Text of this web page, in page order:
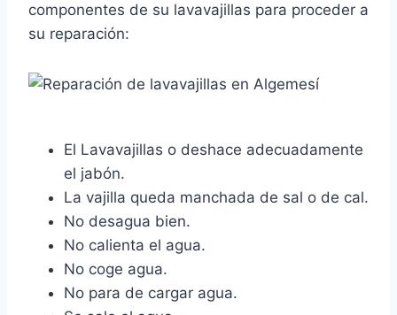
componentes de su lavavajillas para proceder a
su reparación:
El Lavavajillas o deshace adecuadamente
el jabón.
La vajilla queda manchada de sal o de cal.
No desagua bien.
No calienta el agua.
No coge agua.
No para de cargar agua.